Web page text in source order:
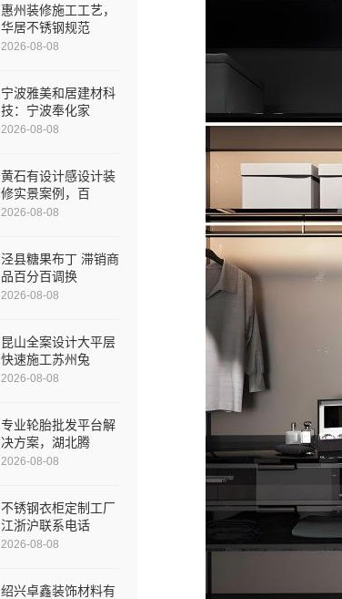
惠州装修施工工艺，
华居不锈钢规范
2026-08-08
宁波雅美和居建材科
技：宁波奉化家
2026-08-08
黄石有设计感设计装
修实景案例，百
2026-08-08
泾县糖果布丁 滞销商
品百分百调换
2026-08-08
昆山全案设计大平层
快速施工苏州兔
2026-08-08
专业轮胎批发平台解
决方案，湖北腾
2026-08-08
不锈钢衣柜定制工厂
江浙沪联系电话
2026-08-08
绍兴卓鑫装饰材料有